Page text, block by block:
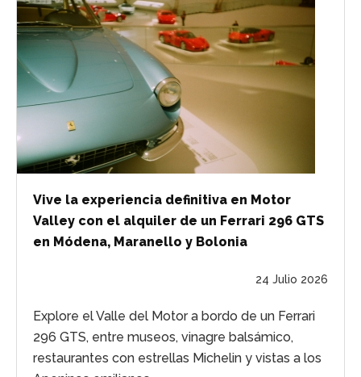
Vive la experiencia definitiva en Motor
Valley con el alquiler de un Ferrari 296 GTS
en Módena, Maranello y Bolonia
24 Julio 2026
Explore el Valle del Motor a bordo de un Ferrari
296 GTS, entre museos, vinagre balsámico,
restaurantes con estrellas Michelin y vistas a los